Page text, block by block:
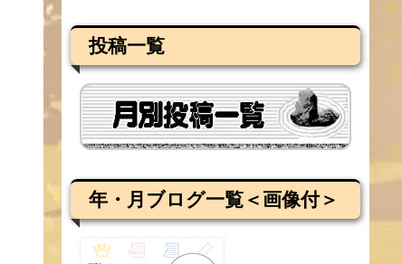
投稿一覧
年・月ブログ一覧＜画像付＞